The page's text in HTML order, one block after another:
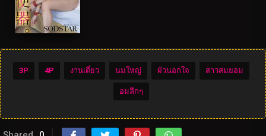
3P 4P งานเดี่ยว นมใหญ่ ผัวนอกใจ สาวสมยอม
อมลึกๆ